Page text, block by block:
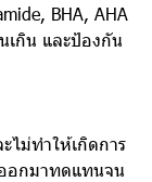
BHA, AHA
เกิน และป้องกัน
ไม่ทำให้เกิดการ
อกมาทดแทนจน